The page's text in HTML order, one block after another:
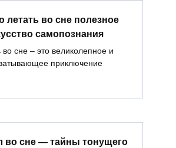
летать во сне полезное
самопознания
во сне – это великолепное и
приключение
во сне — тайны тонущего